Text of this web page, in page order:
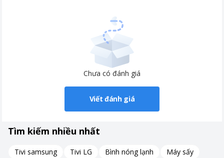
Chưa có đánh giá
Viết đánh giá
Tìm kiếm nhiều nhất
Tivi samsung Tivi LG Bình nóng lạnh
Máy sấy